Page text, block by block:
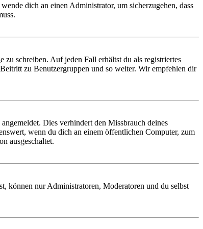
dich an einen Administrator, um sicherzugehen, dass
schreiben. Auf jeden Fall erhältst du als registriertes
zu Benutzergruppen und so weiter. Wir empfehlen dir
Dies verhindert den Missbrauch deines
wenn du dich an einem öffentlichen Computer, zum
ausgeschaltet.
können nur Administratoren, Moderatoren und du selbst